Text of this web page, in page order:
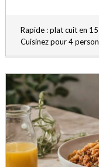
Rapide : plat cuit en
Cuisinez pour 4